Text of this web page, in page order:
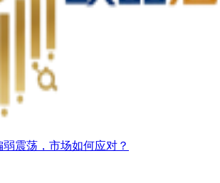
震荡，市场如何应对？